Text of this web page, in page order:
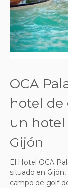
Previous
OCA
hotel de
un hotel
Gijón
El Hotel OCA
situado en
campo de golf